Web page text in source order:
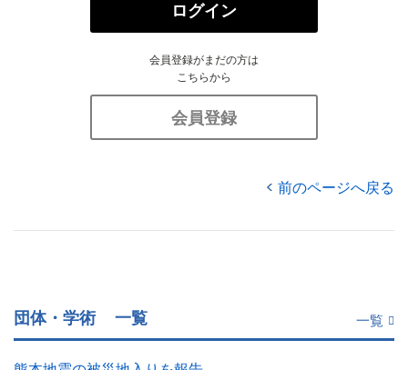
ログイン
会員登録がまだの方は
こちらから
会員登録
前のページへ戻る
団体・学術 一覧 一覧